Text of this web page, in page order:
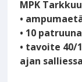
MPK
•
• 10
• tavoite 40/
ajan